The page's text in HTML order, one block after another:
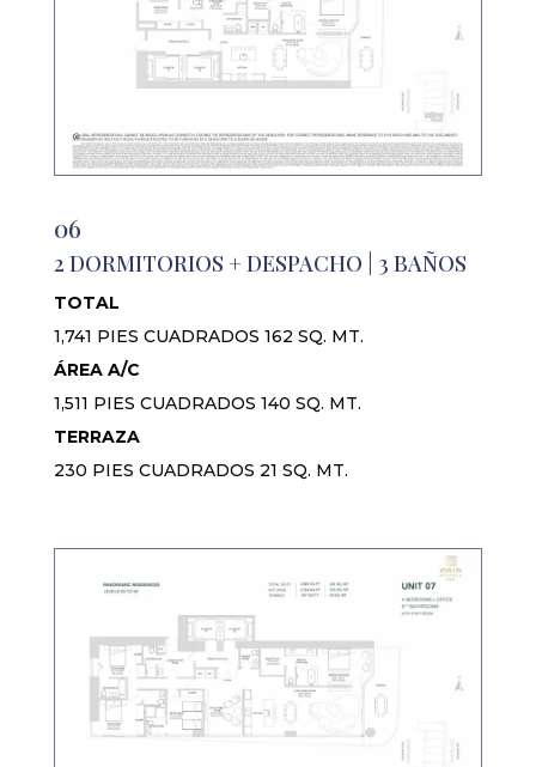
06
2 DORMITORIOS + DESPACHO | 3 BAÑOS
TOTAL
1,741 PIES CUADRADOS 162 SQ. MT.
ÁREA A/C
1,511 PIES CUADRADOS 140 SQ. MT.
TERRAZA
230 PIES CUADRADOS 21 SQ. MT.